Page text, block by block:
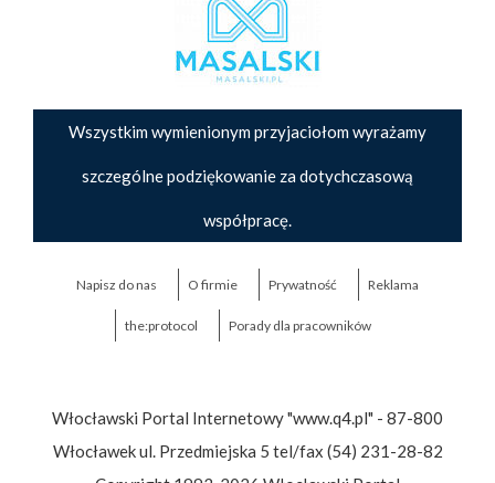
Wszystkim wymienionym przyjaciołom wyrażamy
szczególne podziękowanie za dotychczasową
współpracę.
Napisz do nas O firmie Prywatność Reklama
the:protocol Porady dla pracowników
Włocławski Portal Internetowy "www.q4.pl" - 87-800
Włocławek ul. Przedmiejska 5 tel/fax (54) 231-28-82